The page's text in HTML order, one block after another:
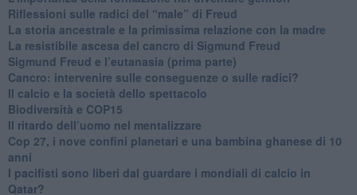
Riflessioni sulle radici del “male” di Freud
​La storia ancestrale e la primissima relazione con la madre
​La resistibile ascesa del cancro di Sigmund Freud
Sigmund Freud e l’eutanasia (prima parte)
Cancro: intervenire sulle conseguenze o sulle radici?
​Il calcio e la società dello spettacolo
Biodiversità e COP15
​Il ritardo dell’uomo nel mentalizzare
​Cop 27, i nove confini planetari e una bambina ghanese di 10
anni
​I pacifisti sono liberi dal guardare i mondiali di calcio in
Qatar?